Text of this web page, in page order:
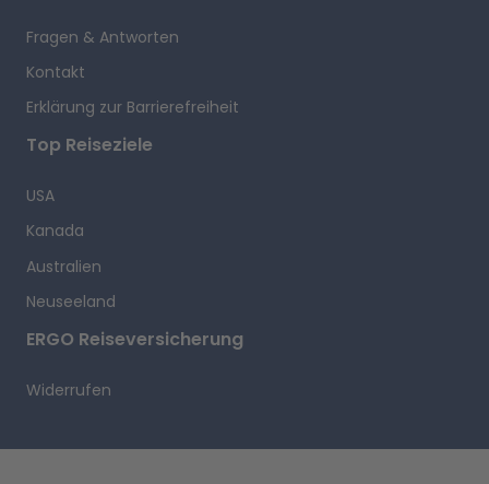
Fragen & Antworten
Kontakt
Erklärung zur Barrierefreiheit
Top Reiseziele
USA
Kanada
Australien
Neuseeland
ERGO Reiseversicherung
Widerrufen